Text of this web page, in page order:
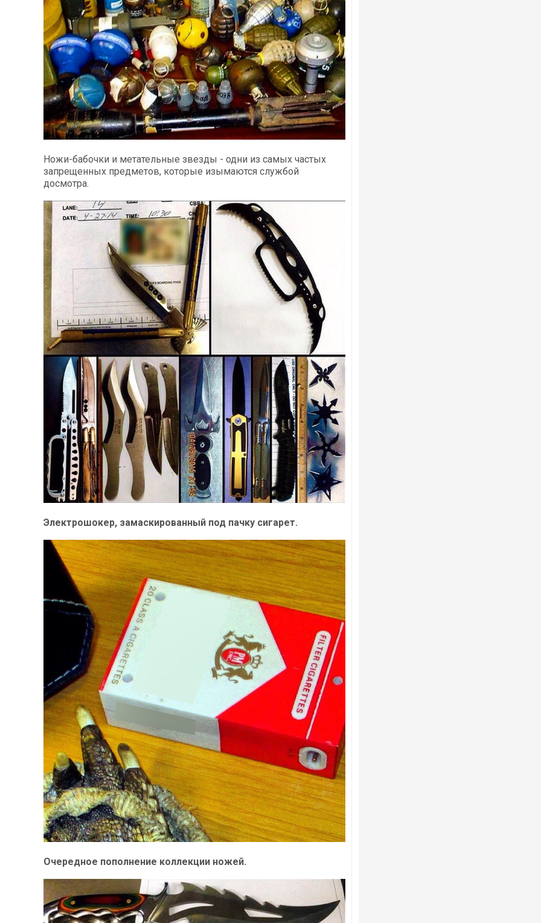
Ножи-бабочки и метательные звезды - одни из самых частых
запрещенных предметов, которые изымаются службой
досмотра.
Электрошокер, замаскированный под пачку сигарет.
Очередное пополнение коллекции ножей.